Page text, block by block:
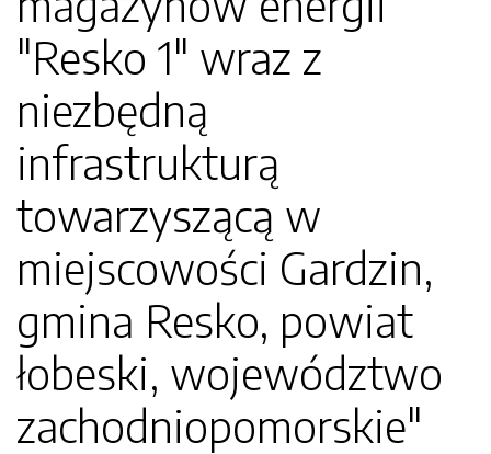
"Resko 1" wraz z
niezbędną
infrastrukturą
towarzyszącą w
miejscowości Gardzin,
gmina Resko, powiat
łobeski, województwo
zachodniopomorskie"